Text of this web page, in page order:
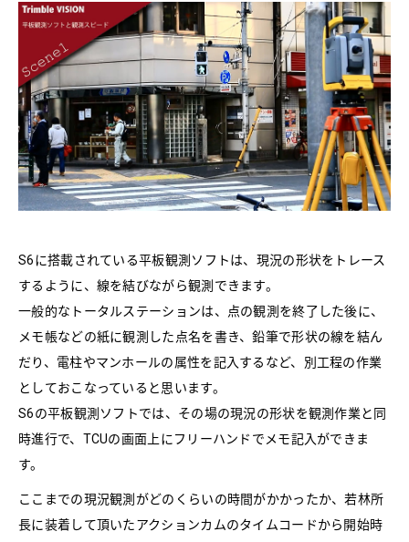
S6に搭載されている平板観測ソフトは、現況の形状をトレース
するように、線を結びながら観測できます。
一般的なトータルステーションは、点の観測を終了した後に、
メモ帳などの紙に観測した点名を書き、鉛筆で形状の線を結ん
だり、電柱やマンホールの属性を記入するなど、別工程の作業
としておこなっていると思います。
S6の平板観測ソフトでは、その場の現況の形状を観測作業と同
時進行で、TCUの画面上にフリーハンドでメモ記入ができま
す。
ここまでの現況観測がどのくらいの時間がかかったか、若林所
長に装着して頂いたアクションカムのタイムコードから開始時